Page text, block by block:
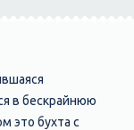
в бескрайнюю
это бухта с